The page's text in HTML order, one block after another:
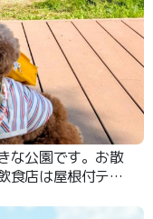
な公園です。お散
食店は屋根付テラ
すこと出来まし